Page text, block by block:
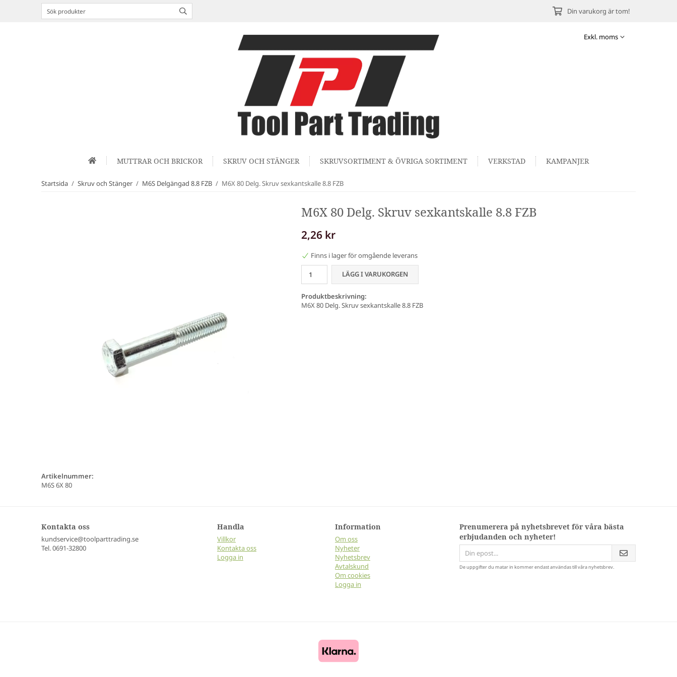
Din varukorg är tom!
MUTTRAR OCH BRICKOR SKRUV OCH STÄNGER SKRUVSORTIMENT & ÖVRIGA SORTIMENT VERKSTAD KAMPANJER
Startsida / Skruv och Stänger / M6S Delgängad 8.8 FZB / M6X 80 Delg. Skruv sexkantskalle 8.8 FZB
M6X 80 Delg. Skruv sexkantskalle 8.8 FZB
2,26 kr
Finns i lager för omgående leverans
LÄGG I VARUKORGEN
Produktbeskrivning:
M6X 80 Delg. Skruv sexkantskalle 8.8 FZB
Artikelnummer:
M6S 6X 80
Kontakta oss
kundservice@toolparttrading.se
Tel. 0691-32800
Handla
Villkor
Kontakta oss
Logga in
Information
Om oss
Nyheter
Nyhetsbrev
Avtalskund
Om cookies
Logga in
Prenumerera på nyhetsbrevet för våra bästa
erbjudanden och nyheter!
De uppgifter du matar in kommer endast användas till våra nyhetsbrev.